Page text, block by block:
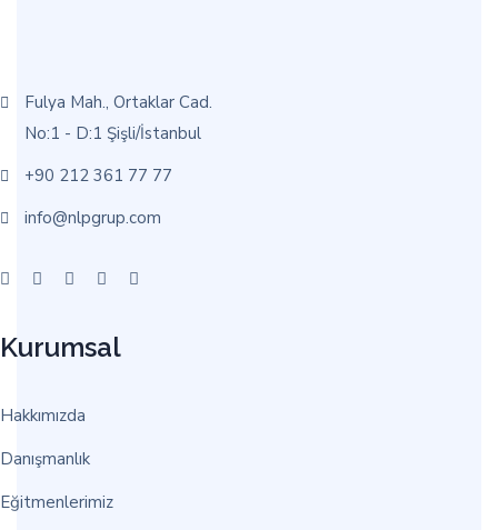
Fulya Mah., Ortaklar Cad.
No:1 - D:1 Şişli/İstanbul
+90 212 361 77 77
info@nlpgrup.com
Kurumsal
Hakkımızda
Danışmanlık
Eğitmenlerimiz